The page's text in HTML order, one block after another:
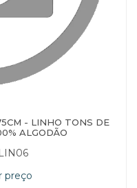
- LINHO TONS DE
ALGODÃO
preço